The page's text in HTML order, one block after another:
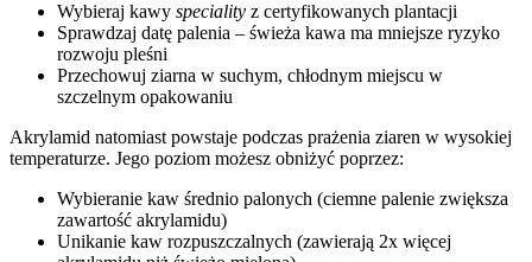
Wybieraj kawy speciality z certyfikowanych plantacji
Sprawdzaj datę palenia – świeża kawa ma mniejsze ryzyko
rozwoju pleśni
Przechowuj ziarna w suchym, chłodnym miejscu w
szczelnym opakowaniu
Akrylamid natomiast powstaje podczas prażenia ziaren w wysokiej
temperaturze. Jego poziom możesz obniżyć poprzez:
Wybieranie kaw średnio palonych (ciemne palenie zwiększa
zawartość akrylamidu)
Unikanie kaw rozpuszczalnych (zawierają 2x więcej